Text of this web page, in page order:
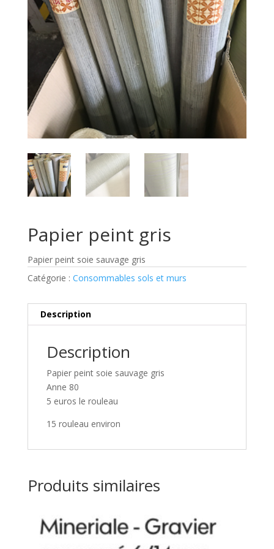
Papier peint gris
Papier peint soie sauvage gris
Catégorie : Consommables sols et murs
Description
Description
Papier peint soie sauvage gris
Anne 80
5 euros le rouleau
15 rouleau environ
Produits similaires